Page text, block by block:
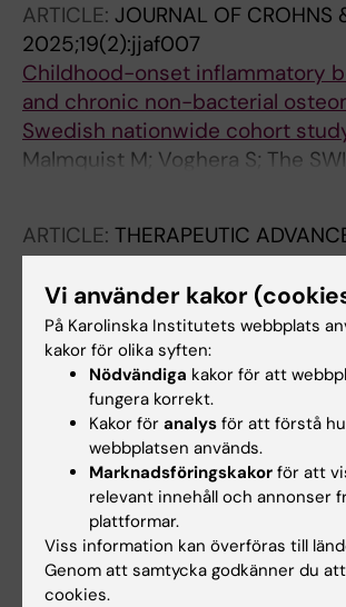
ARTICLE: JOURNAL OF CROHNS
2025;19(2):jjaf007
Childhood-onset inflammatory
and chronic non-bacterial
Swedish nationwide cohort
Malmquist M; Voghera S; The
Group S; Berg S; Saalman R; Olen
ARTICLE: THERAPEUTIC
GASTROENTEROLOGY.
2025;18:17562848251381141
Hypnotherapy self-exercises
for children and adolescents
gut-brain interaction-a study of
and preliminary effects in Sweden
Soini T; Andersson F; Lalouni M;
Voghera S; Ljotsson B; Benninga
AM; Rolandsdotter HJ; Uusijarvi
Forskningsområden:
Gastroenterologi and hepatologi
Vi använder kakor
På Karolinska Institutets webbplats
kakor för olika syften:
Nödvändiga kakor för att
fungera korrekt.
Kakor för analys för att förstå
webbplatsen används.
Marknadsföringskakor för att
relevant innehåll och annonser
plattformar.
Viss information kan överföras till
Genom att samtycka godkänner du
cookies.